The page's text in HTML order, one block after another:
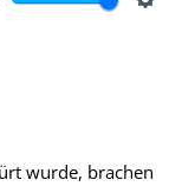
wurde, brachen